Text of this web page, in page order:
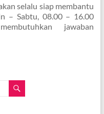
selalu siap membantu
– Sabtu, 08.00 – 16.00
jawaban